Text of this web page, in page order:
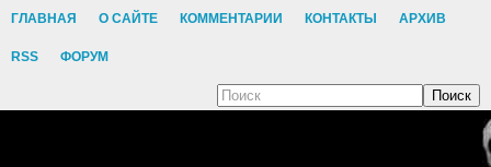
ГЛАВНАЯ О САЙТЕ КОММЕНТАРИИ КОНТАКТЫ АРХИВ
RSS ФОРУМ
Поиск